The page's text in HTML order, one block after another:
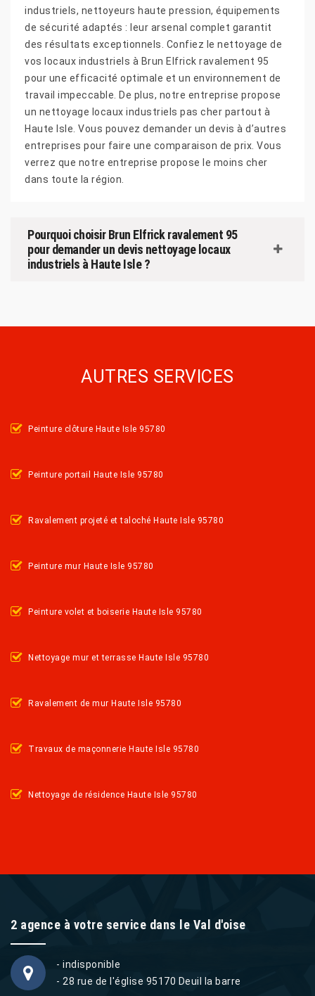
industriels, nettoyeurs haute pression, équipements
de sécurité adaptés : leur arsenal complet garantit
des résultats exceptionnels. Confiez le nettoyage de
vos locaux industriels à Brun Elfrick ravalement 95
pour une efficacité optimale et un environnement de
travail impeccable. De plus, notre entreprise propose
un nettoyage locaux industriels pas cher partout à
Haute Isle. Vous pouvez demander un devis à d’autres
entreprises pour faire une comparaison de prix. Vous
verrez que notre entreprise propose le moins cher
dans toute la région.
Pourquoi choisir Brun Elfrick ravalement 95
pour demander un devis nettoyage locaux
industriels à Haute Isle ?
AUTRES SERVICES
Peinture clôture Haute Isle 95780
Peinture portail Haute Isle 95780
Ravalement projeté et taloché Haute Isle 95780
Peinture mur Haute Isle 95780
Peinture volet et boiserie Haute Isle 95780
Nettoyage mur et terrasse Haute Isle 95780
Ravalement de mur Haute Isle 95780
Travaux de maçonnerie Haute Isle 95780
Nettoyage de résidence Haute Isle 95780
2 agence à votre service dans le Val d'oise
- indisponible
- 28 rue de l'église 95170 Deuil la barre